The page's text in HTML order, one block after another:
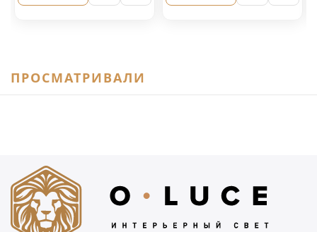
ПРОСМАТРИВАЛИ